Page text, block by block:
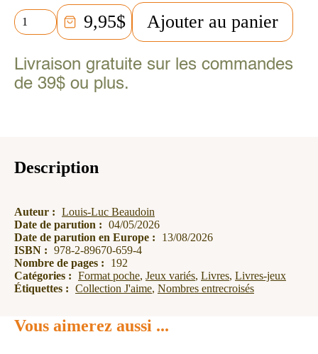
quantité
de
Nombres
entrecroisés
9,95$ Ajouter au panier
Livraison gratuite sur les commandes
de 39$ ou plus.
Description
Auteur : Louis-Luc Beaudoin
Date de parution : 04/05/2026
Date de parution en Europe :
13/08/2026
ISBN : 978-2-89670-659-4
Nombre de pages :
192
Catégories : Format poche, Jeux variés, Livres, Livres-jeux
Étiquettes : Collection J'aime, Nombres entrecroisés
Vous aimerez aussi ...